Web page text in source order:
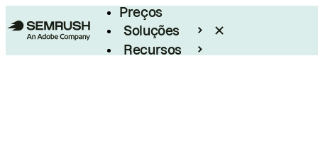
Preços
Soluções
Recursos